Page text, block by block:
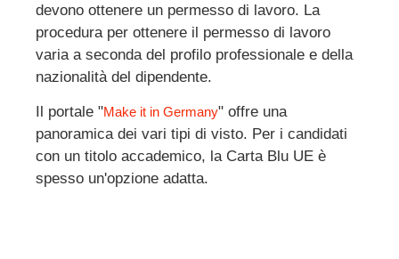
devono ottenere un permesso di lavoro. La
procedura per ottenere il permesso di lavoro
varia a seconda del profilo professionale e della
nazionalità del dipendente.
Il portale "Make it in Germany" offre una
panoramica dei vari tipi di visto. Per i candidati
con un titolo accademico, la Carta Blu UE è
spesso un'opzione adatta.